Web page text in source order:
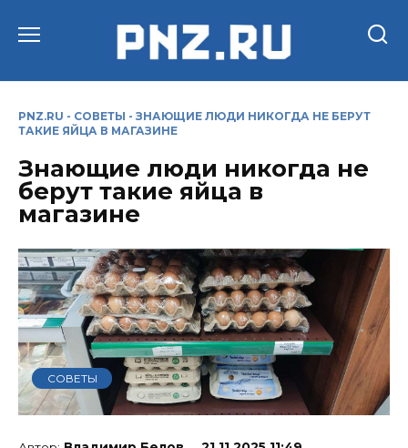
PNZ.RU - СОВЕТЫ - ЗНАЮЩИЕ ЛЮДИ НИКОГДА НЕ БЕРУТ
ТАКИЕ ЯЙЦА В МАГАЗИНЕ
Знающие люди никогда не
берут такие яйца в
магазине
СОВЕТЫ